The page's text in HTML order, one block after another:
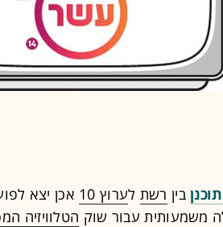
בין רשת לערוץ 10
אכן יצא
משמעותית עבור שוק הטלוויזיה